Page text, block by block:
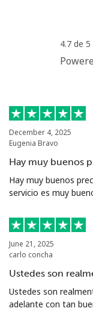
Celular ⁦22.5¢⁩
Niue
All
country
Norfolk Island
All
country
North Korea
4.7 de
December 4, 2025
Eugenia Bravo
Hay muy buenos
Hay muy buenos
servicio es muy
June 21, 2025
carlo concha
Ustedes son
Ustedes son
adelante con tan